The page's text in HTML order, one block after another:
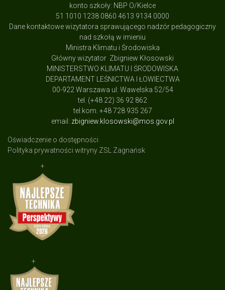
konto szkoły: NBP O/Kielce
51 1010 1238 0860 4613 9134 0000
Dane kontaktowe wizytatora sprawującego nadzór pedagogiczny
nad szkołą w imieniu
Ministra Klimatu i Środowiska
Główny wizytator Zbigniew Kłosowski
MINISTERSTWO KLIMATU I ŚRODOWISKA
DEPARTAMENT LEŚNICTWA I ŁOWIECTWA
00-922 Warszawa ul: Wawelska 52/54
tel. (+48 22) 36 92 862
tel.kom. +48 728 935 267
email: zbigniew.klosowski@mos.gov.pl
Oświadczenie o dostępności
Polityka prywatności witryny ZSL Zagnańsk
+
+